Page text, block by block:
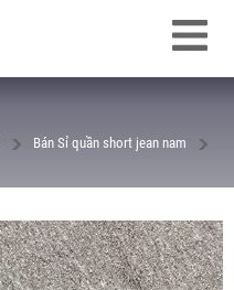
Bán Sỉ quần short jean nam